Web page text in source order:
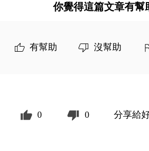
你覺得這篇文章有幫
有幫助 沒幫助
0 0 分享給